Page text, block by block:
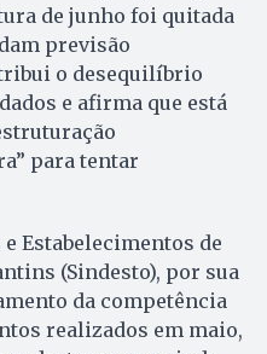
de junho foi quitada
previsão
o desequilíbrio
e afirma que está
para tentar
Estabelecimentos de
(Sindesto), por sua
da competência
realizados em maio,